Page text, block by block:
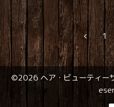
1
©2026 ヘア・ビューティー